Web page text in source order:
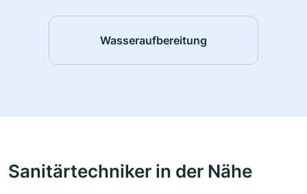
Wasseraufbereitung
Sanitärtechniker in der Nähe